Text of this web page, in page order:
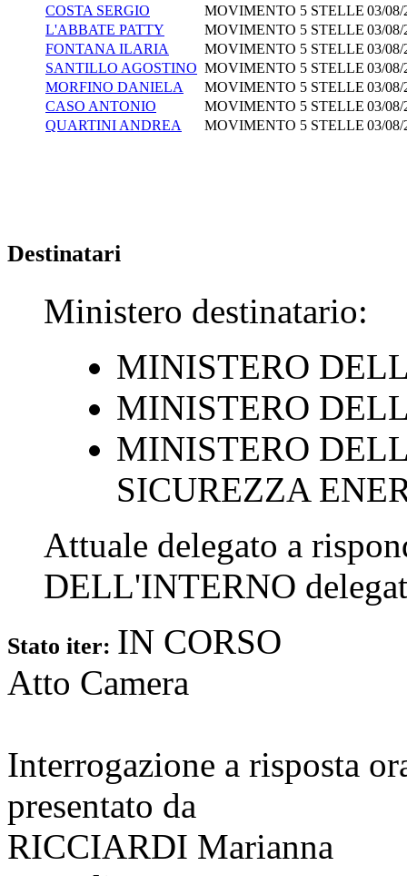
COSTA SERGIO
MOVIMENTO 5 STELLE 03/08/
L'ABBATE PATTY
MOVIMENTO 5 STELLE 03/08/
FONTANA ILARIA
MOVIMENTO 5 STELLE 03/08/
SANTILLO AGOSTINO MOVIMENTO 5 STELLE 03/08/
MORFINO DANIELA
MOVIMENTO 5 STELLE 03/08/
CASO ANTONIO
MOVIMENTO 5 STELLE 03/08/
QUARTINI ANDREA
MOVIMENTO 5 STELLE 03/08/
Destinatari
Ministero destinatario:
MINISTERO
MINISTERO
MINISTERO
SICUREZZA
Attuale delegato a
DELL'INTERNO
Stato iter: IN CORSO
Atto Camera
Interrogazione a risposta
presentato da
RICCIARDI Marianna